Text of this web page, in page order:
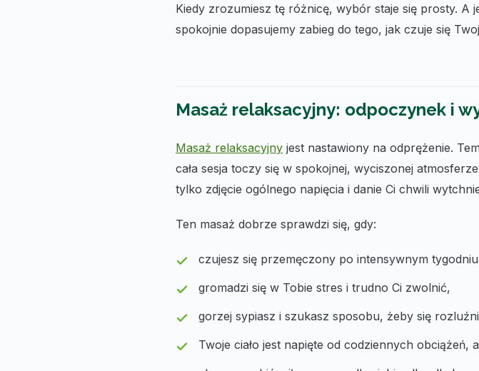
Kiedy zrozumiesz tę różnicę, wybór staje się prosty. A
spokojnie dopasujemy zabieg do tego, jak czuje się
Masaż relaksacyjny: odpoczynek i
Masaż relaksacyjny jest nastawiony na odprężenie.
cała sesja toczy się w spokojnej, wyciszonej
tylko zdjęcie ogólnego napięcia i danie Ci chwili
Ten masaż dobrze sprawdzi się, gdy:
czujesz się przemęczony po intensywnym
gromadzi się w Tobie stres i trudno Ci zwolnić,
gorzej sypiasz i szukasz sposobu, żeby się
Twoje ciało jest napięte od codziennych obciążeń,